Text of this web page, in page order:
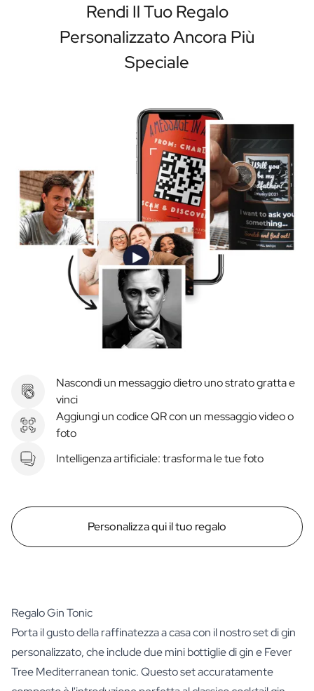
Rendi Il Tuo Regalo
Personalizzato Ancora Più
Speciale
Nascondi un messaggio dietro uno strato gratta e
vinci
Aggiungi un codice QR con un messaggio video o
foto
Intelligenza artificiale: trasforma le tue foto
Personalizza qui il tuo regalo
Regalo Gin Tonic
Porta il gusto della raffinatezza a casa con il nostro set di gin
personalizzato, che include due mini bottiglie di gin e Fever
Tree Mediterranean tonic. Questo set accuratamente